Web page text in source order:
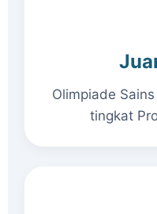
Olimpiade
tingkat